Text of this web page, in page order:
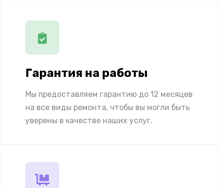
Гарантия на работы
Мы предоставляем гарантию до 12 месяцев
на все виды ремонта, чтобы вы могли быть
уверены в качестве наших услуг.